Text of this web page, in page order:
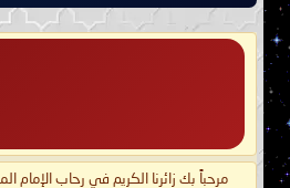
مرحباً بك زائرنا الكريم في رحاب الإمام